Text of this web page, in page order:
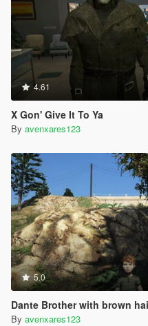
4.61
X Gon' Give It To Ya
By avenxares123
5.0
Dante Brother with brown
By avenxares123